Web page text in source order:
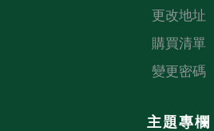
更改地址
購買清單
變更密碼
主題專欄